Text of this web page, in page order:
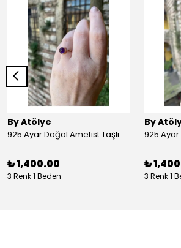
By Atölye
925 Ayar Doğal Ametist Taşlı Yuvarlak Gümüş Yüzük
₺ 1,400.00
3 Renk 1 Beden
By
₺
3 Renk 1